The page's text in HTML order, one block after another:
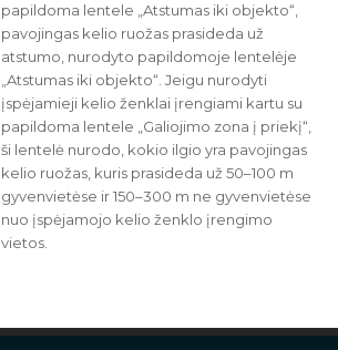
papildoma lentele „Atstumas iki objekto“,
pavojingas kelio ruožas prasideda už
atstumo, nurodyto papildomoje lentelėje
„Atstumas iki objekto“. Jeigu nurodyti
įspėjamieji kelio ženklai įrengiami kartu su
papildoma lentele „Galiojimo zona į priekį“,
ši lentelė nurodo, kokio ilgio yra pavojingas
kelio ruožas, kuris prasideda už 50–100 m
gyvenvietėse ir 150–300 m ne gyvenvietėse
nuo įspėjamojo kelio ženklo įrengimo
vietos.